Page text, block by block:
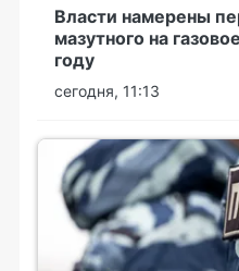
Власти намерены
мазутного на
году
сегодня, 11:13